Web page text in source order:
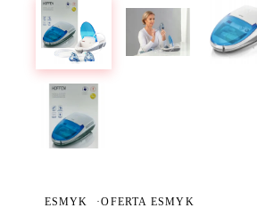
ESMYK ·OFERTA ESMYK